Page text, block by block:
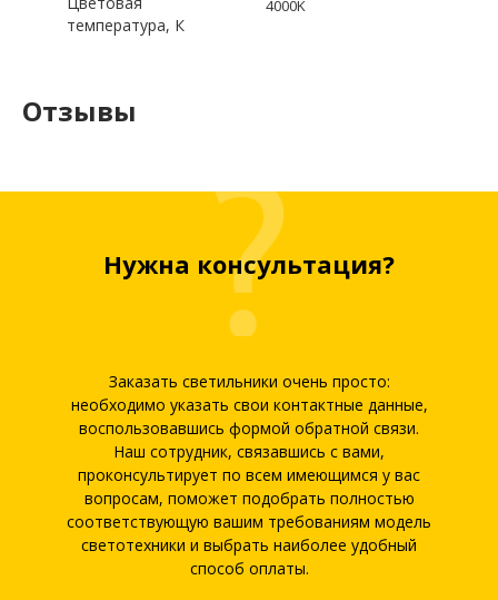
температура, К
4000K
Отзывы
Нужна консультация?
Заказать светильники очень просто:
необходимо указать свои контактные данные,
воспользовавшись формой обратной связи.
Наш сотрудник, связавшись с вами,
проконсультирует по всем имеющимся у вас
вопросам, поможет подобрать полностью
соответствующую вашим требованиям модель
светотехники и выбрать наиболее удобный
способ оплаты.